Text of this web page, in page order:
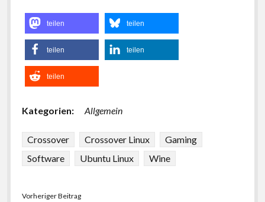
teilen teilen
teilen teilen
teilen
Kategorien: Allgemein
Crossover Crossover Linux
Gaming
Software
Ubuntu Linux Wine
Vorheriger Beitrag